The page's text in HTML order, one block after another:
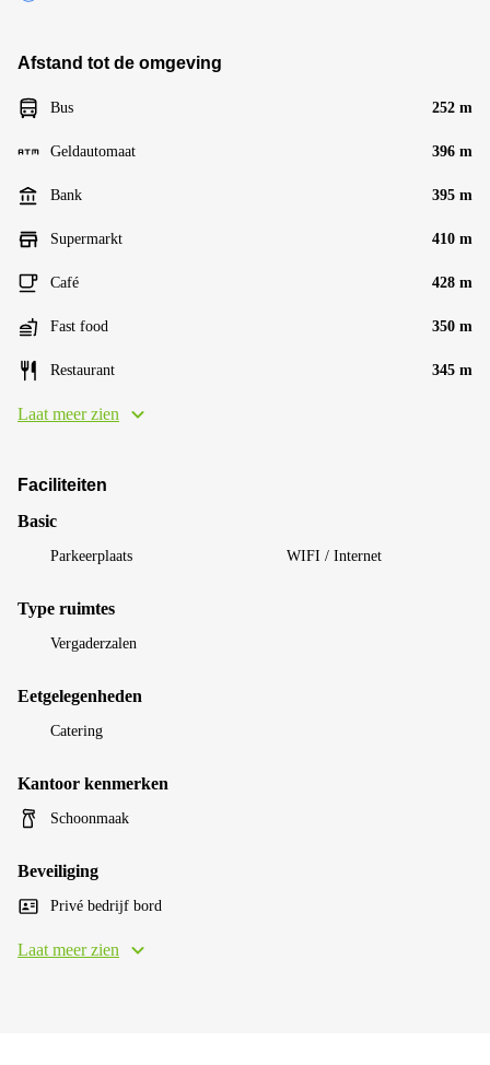
Afstand tot de omgeving
Bus 252 m
Geldautomaat 396 m
Bank 395 m
Supermarkt 410 m
Café 428 m
Fast food 350 m
Restaurant 345 m
Laat meer zien
Faciliteiten
Basic
Parkeerplaats WIFI / Internet
Type ruimtes
Vergaderzalen
Eetgelegenheden
Catering
Kantoor kenmerken
Schoonmaak
Beveiliging
Privé bedrijf bord
Laat meer zien